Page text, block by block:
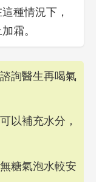
種情況下，
霜。
詢醫生再喝氣
以補充水分，
糖氣泡水較安